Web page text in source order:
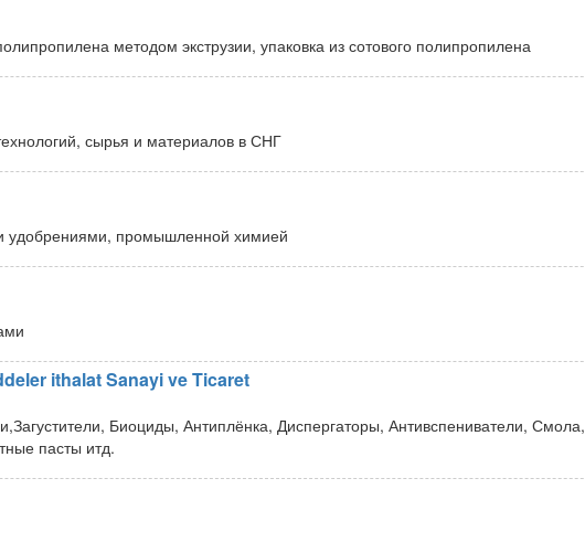
методом экструзии, упаковка из сотового полипропилена
сырья и материалов в СНГ
удобрениями, промышленной химией
ithalat Sanayi ve Ticaret
Биоциды, Антиплёнка, Диспергаторы, Антивспениватели, Смола,
пасты итд.